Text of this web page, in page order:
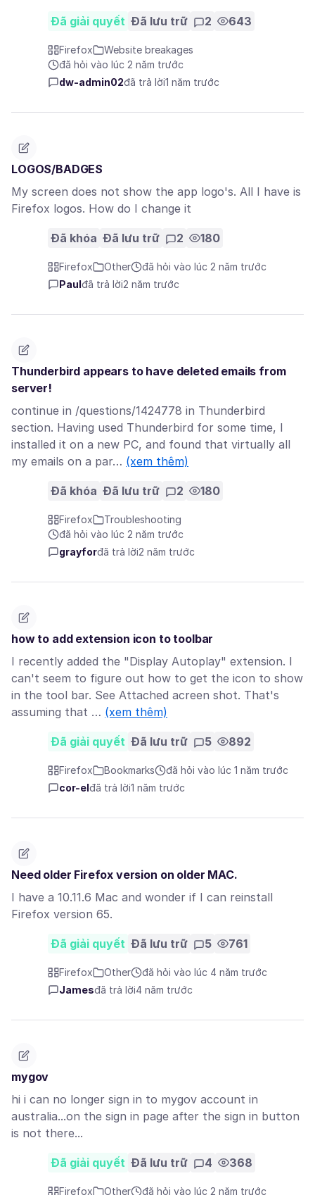
Đã giải quyết Đã lưu trữ 2 643
Firefox
Website breakages
đã hỏi vào lúc 2 năm trước
dw-admin02đã trả lời1 năm trước
LOGOS/BADGES
My screen does not show the app logo's. All I have is
Firefox logos. How do I change it
Đã khóa Đã lưu trữ 2 180
Firefox Other
đã hỏi vào lúc 2 năm trước
Paul đã trả lời2 năm trước
Thunderbird appears to have deleted emails from
server!
continue in /questions/1424778 in Thunderbird
section. Having used Thunderbird for some time, I
installed it on a new PC, and found that virtually all
my emails on a par… (xem thêm)
Đã khóa Đã lưu trữ 2 180
Firefox
Troubleshooting
đã hỏi vào lúc 2 năm trước
grayforđã trả lời2 năm trước
how to add extension icon to toolbar
I recently added the "Display Autoplay" extension. I
can't seem to figure out how to get the icon to show
in the tool bar. See Attached acreen shot. That's
assuming that … (xem thêm)
Đã giải quyết Đã lưu trữ 5 892
Firefox Bookmarks
đã hỏi vào lúc 1 năm trước
cor-el đã trả lời1 năm trước
Need older Firefox version on older MAC.
I have a 10.11.6 Mac and wonder if I can reinstall
Firefox version 65.
Đã giải quyết Đã lưu trữ 5 761
Firefox Other
đã hỏi vào lúc 4 năm trước
Jamesđã trả lời4 năm trước
mygov
hi i can no longer sign in to mygov account in
australia...on the sign in page after the sign in button
is not there...
Đã giải quyết Đã lưu trữ 4 368
Firefox Other đã hỏi vào lúc 2 năm trước